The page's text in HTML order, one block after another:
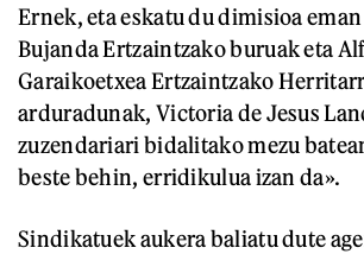
Ernek, eta eskatu du dimisioa
Bujanda Ertzaintzako buruak eta
Garaikoetxea Ertzaintzako
arduradunak, Victoria de Jesus
zuzendariari bidalitako mezu
beste behin, erridikulua izan da».
Sindikatuek aukera baliatu dute